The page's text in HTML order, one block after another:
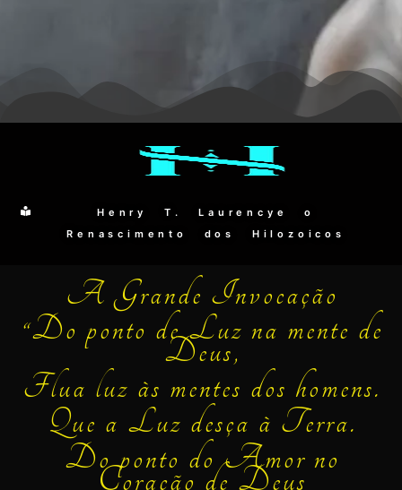
Henry T. Laurencye o
Renascimento dos Hilozoicos
A Grande Invocação
“Do ponto de Luz na mente de
Deus,
Flua luz às mentes dos homens.
Que a Luz desça à Terra.
Do ponto do Amor no
Coração de Deus